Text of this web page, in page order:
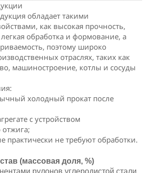
обладает такими
как высокая прочность,
обработка и формование, а
поэтому широко
отраслях, таких как
машиностроение, котлы и сосуды
холодный прокат после
с устройством
практически не требуют обработки.
(массовая доля, %)
рулонов углеродистой стали